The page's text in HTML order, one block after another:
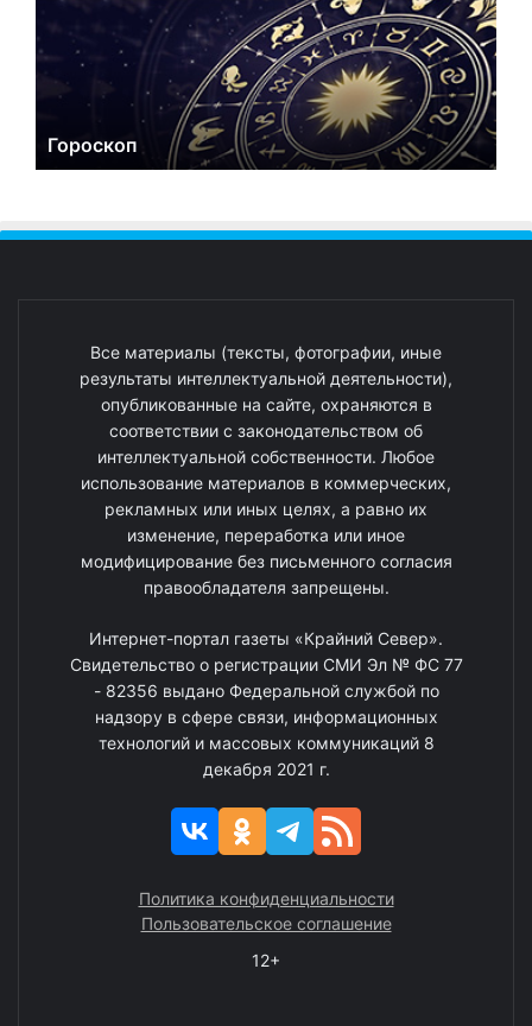
Гороскоп
Все материалы (тексты, фотографии, иные
результаты интеллектуальной деятельности),
опубликованные на сайте, охраняются в
соответствии с законодательством об
интеллектуальной собственности. Любое
использование материалов в коммерческих,
рекламных или иных целях, а равно их
изменение, переработка или иное
модифицирование без письменного согласия
правообладателя запрещены.
Интернет-портал газеты «Крайний Север».
Свидетельство о регистрации СМИ Эл № ФС 77
- 82356 выдано Федеральной службой по
надзору в сфере связи, информационных
технологий и массовых коммуникаций 8
декабря 2021 г.
Политика конфиденциальности
Пользовательское соглашение
12+